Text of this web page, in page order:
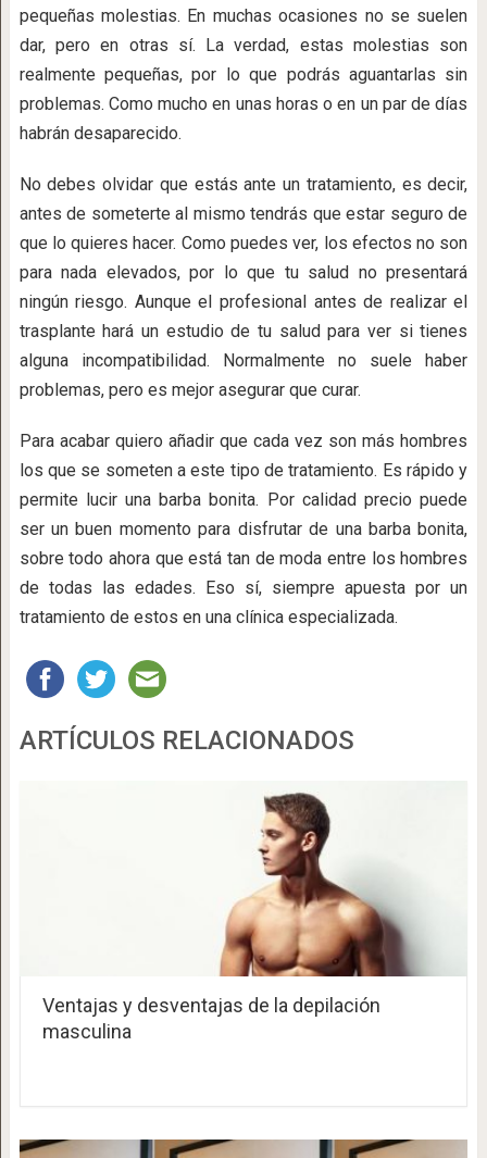
pequeñas molestias. En muchas ocasiones no se suelen
dar, pero en otras sí. La verdad, estas molestias son
realmente pequeñas, por lo que podrás aguantarlas sin
problemas. Como mucho en unas horas o en un par de días
habrán desaparecido.
No debes olvidar que estás ante un tratamiento, es decir,
antes de someterte al mismo tendrás que estar seguro de
que lo quieres hacer. Como puedes ver, los efectos no son
para nada elevados, por lo que tu salud no presentará
ningún riesgo. Aunque el profesional antes de realizar el
trasplante hará un estudio de tu salud para ver si tienes
alguna incompatibilidad. Normalmente no suele haber
problemas, pero es mejor asegurar que curar.
Para acabar quiero añadir que cada vez son más hombres
los que se someten a este tipo de tratamiento. Es rápido y
permite lucir una barba bonita. Por calidad precio puede
ser un buen momento para disfrutar de una barba bonita,
sobre todo ahora que está tan de moda entre los hombres
de todas las edades. Eso sí, siempre apuesta por un
tratamiento de estos en una clínica especializada.
ARTÍCULOS RELACIONADOS
Ventajas y desventajas de la depilación
masculina